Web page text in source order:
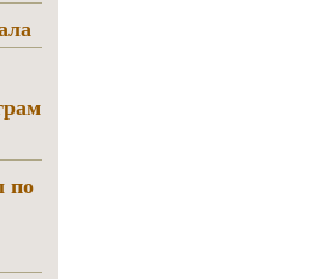
по